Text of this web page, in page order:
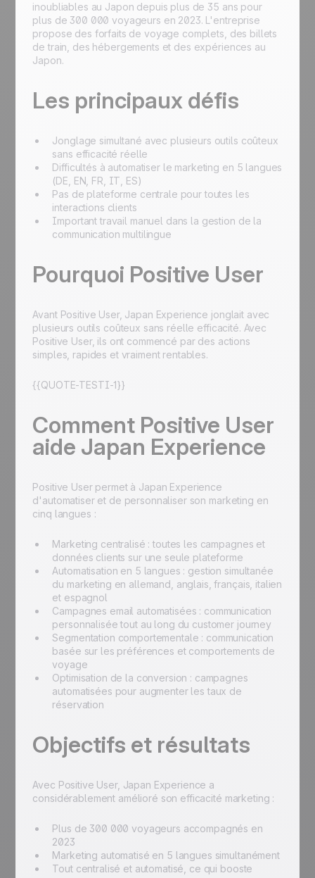
inoubliables au Japon depuis plus de 35 ans pour
plus de 300 000 voyageurs en 2023. L'entreprise
propose des forfaits de voyage complets, des billets
de train, des hébergements et des expériences au
Japon.
Les principaux défis
Jonglage simultané avec plusieurs outils coûteux
sans efficacité réelle
Difficultés à automatiser le marketing en 5 langues
(DE, EN, FR, IT, ES)
Pas de plateforme centrale pour toutes les
interactions clients
Important travail manuel dans la gestion de la
communication multilingue
Pourquoi Positive User
Avant Positive User, Japan Experience jonglait avec
plusieurs outils coûteux sans réelle efficacité. Avec
Positive User, ils ont commencé par des actions
simples, rapides et vraiment rentables.
{{QUOTE-TESTI-1}}
Comment Positive User
aide Japan Experience
Positive User permet à Japan Experience
d'automatiser et de personnaliser son marketing en
cinq langues :
Marketing centralisé : toutes les campagnes et
données clients sur une seule plateforme
Automatisation en 5 langues : gestion simultanée
du marketing en allemand, anglais, français, italien
et espagnol
Campagnes email automatisées : communication
personnalisée tout au long du customer journey
Segmentation comportementale : communication
basée sur les préférences et comportements de
voyage
Optimisation de la conversion : campagnes
automatisées pour augmenter les taux de
réservation
Objectifs et résultats
Avec Positive User, Japan Experience a
considérablement amélioré son efficacité marketing :
Plus de 300 000 voyageurs accompagnés en
2023
Marketing automatisé en 5 langues simultanément
Tout centralisé et automatisé, ce qui booste